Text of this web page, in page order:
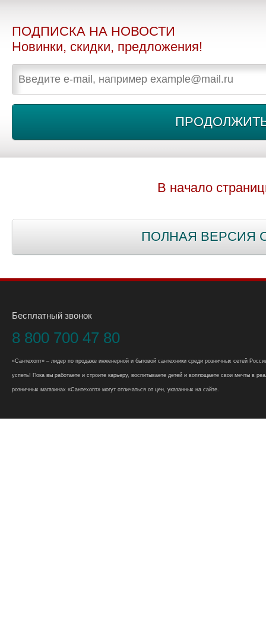
ПОДПИСКА НА НОВОСТИ
Новинки, скидки, предложения!
В начало
ПОЛНАЯ ВЕРСИЯ
Бесплатный звонок
8 800 700 47 80
«Сантехопт» – лидер по продаже инженерной и бытовой сантехники среди розничных сетей
успеть! Пока вы работаете и строите карьеру, воспитываете детей и воплощаете свои мечты в
розничных магазинах «Сантехопт» могут отличаться от цен, указанных на сайте.